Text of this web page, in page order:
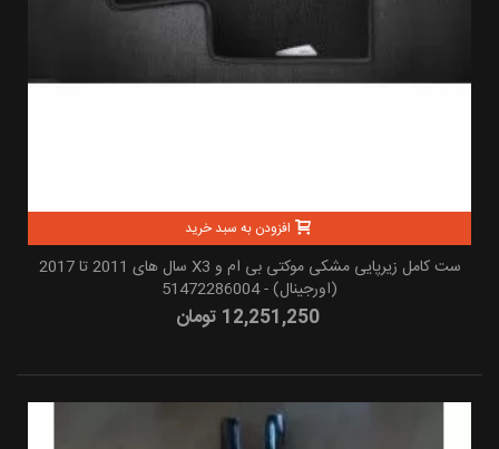
افزودن به سبد خرید
ست کامل زیرپایی مشکی موکتی بی ام و X3 سال های 2011 تا 2017
(اورجینال) - 51472286004
12,251,250 تومان